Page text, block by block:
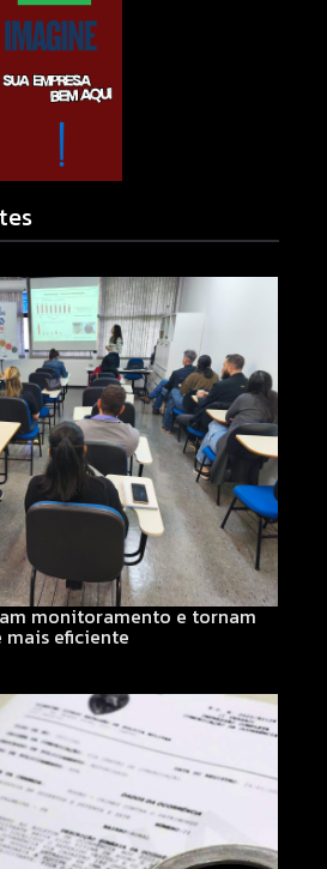
monitoramento e tornam
mais eficiente